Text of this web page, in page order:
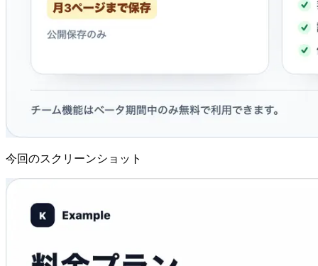
今回のスクリーンショット